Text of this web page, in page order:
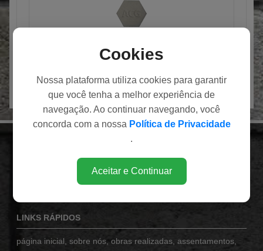
Cookies
Nossa plataforma utiliza cookies para garantir
que você tenha a melhor experiência de
navegação. Ao continuar navegando, você
concorda com a nossa Política de Privacidade
.
Aceitar e Continuar
Av. Eduardo Andrea Matarazzo (Via Norte), 1860
Bairro Campos Elíseos
LINKS RÁPIDOS
página inicial ,sobre nós ,obras realizadas ,assentamentos